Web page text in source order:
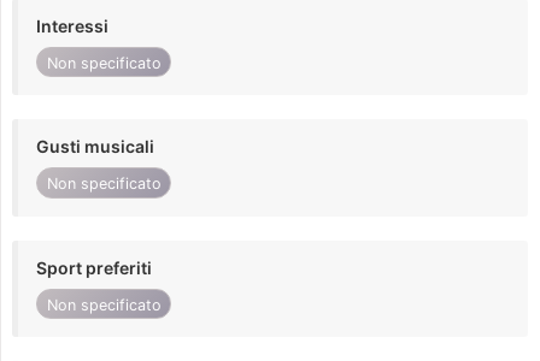
Interessi
Non specificato
Gusti musicali
Non specificato
Sport preferiti
Non specificato